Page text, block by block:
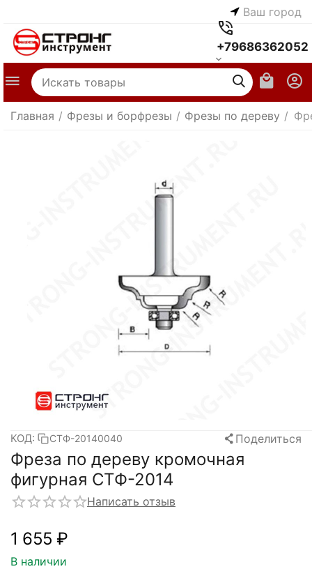
Ваш город
+79686362052
Главная / Фрезы и борфрезы / Фрезы по дереву /
КОД: СТФ-20140040 Поделиться
Фреза по дереву кромочная
фигурная CTФ-2014
Написать отзыв
1 655 ₽
В наличии